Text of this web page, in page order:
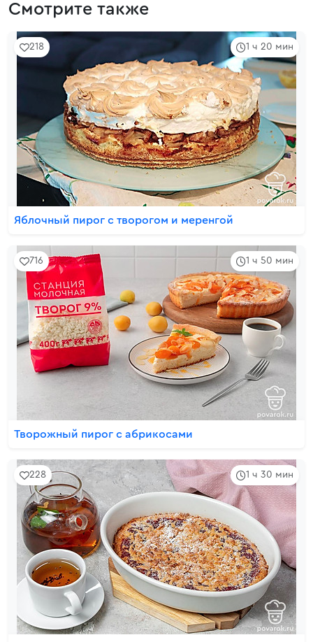
Смотрите также
1 ч 20 мин
218
Яблочный пирог с творогом и меренгой
1 ч 50 мин
716
Творожный пирог с абрикосами
1 ч 30 мин
228